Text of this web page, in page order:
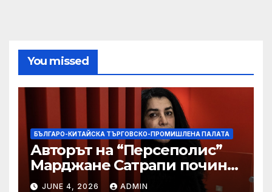
You missed
БЪЛГАРО-КИТАЙСКА ТЪРГОВСКО-ПРОМИШЛЕНА ПАЛАТА
Авторът на “Персеполис”
Марджане Сатрапи почина
“от тъга” на 56 години
JUNE 4, 2026 ADMIN